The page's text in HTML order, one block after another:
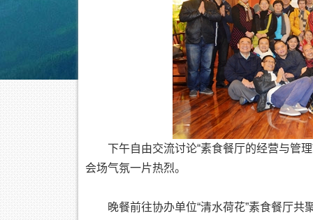
下午自由交流讨论“素食餐厅的经营与管
会场气氛一片热烈。
晚餐前往协办单位“清水荷花”素食餐厅